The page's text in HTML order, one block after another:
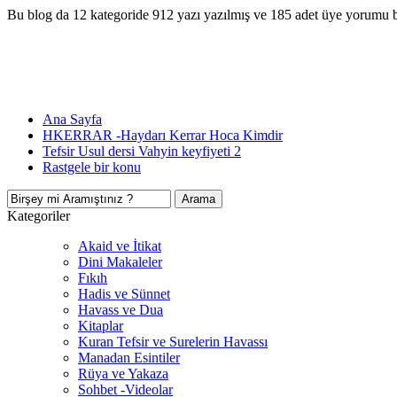
Bu blog da 12 kategoride 912 yazı yazılmış ve 185 adet üye yorumu
Ana Sayfa
HKERRAR -Haydarı Kerrar Hoca Kimdir
Tefsir Usul dersi Vahyin keyfiyeti 2
Rastgele bir konu
Kategoriler
Akaid ve İtikat
Dini Makaleler
Fıkıh
Hadis ve Sünnet
Havass ve Dua
Kitaplar
Kuran Tefsir ve Surelerin Havassı
Manadan Esintiler
Rüya ve Yakaza
Sohbet -Videolar